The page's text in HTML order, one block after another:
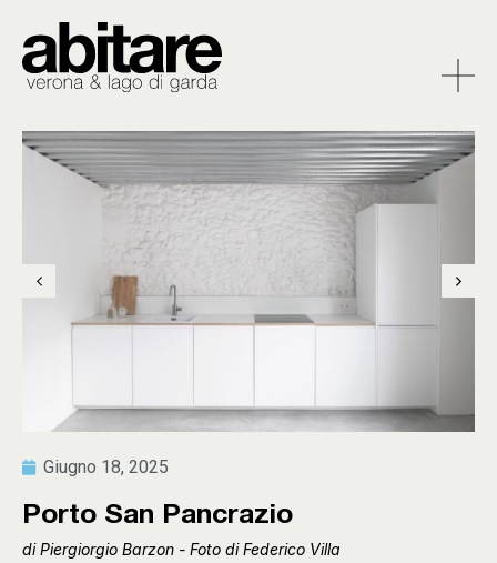
Giugno 18, 2025
Porto San Pancrazio
di Piergiorgio Barzon - Foto di Federico Villa